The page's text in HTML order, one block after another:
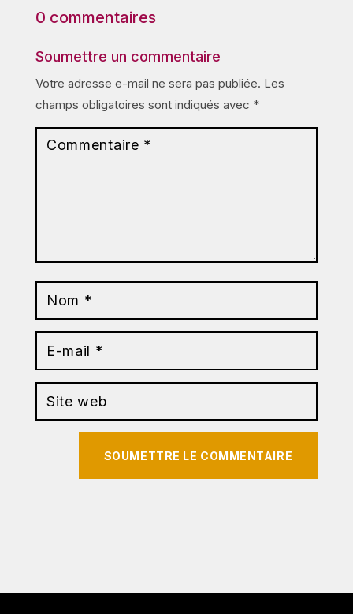
0 commentaires
Soumettre un commentaire
Votre adresse e-mail ne sera pas publiée. Les
champs obligatoires sont indiqués avec *
SOUMETTRE LE COMMENTAIRE